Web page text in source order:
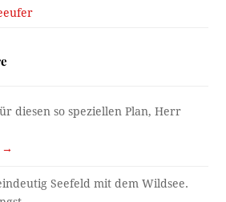
diesen so speziellen Plan, Herr
→
Seefeld mit dem Wildsee.